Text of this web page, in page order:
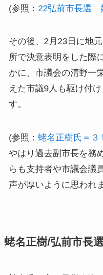
(参照： 22弘前市長選
その後、2月23日に地
所で決意表明をした際
かに、市議会の清野一
えた市議9人も駆け付
す。
(参照： 蛯名正樹氏＝３
やはり過去副市長を務
らも支持者や市議会議
声が厚いように思われ
蛯名正樹/弘前市長